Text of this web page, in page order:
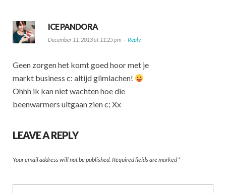
ICE PANDORA
December 11, 2013 at 11:25 pm —Reply
Geen zorgen het komt goed hoor met je
markt business c: altijd glimlachen!
Ohhh ik kan niet wachten hoe die
beenwarmers uitgaan zien c; Xx
LEAVE A REPLY
Your email address will not be published. Required fields are marked *